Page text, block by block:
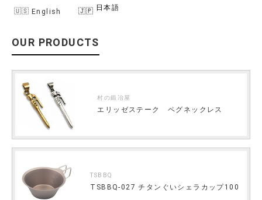
English
日本語
OUR PRODUCTS
村の鍛冶屋
エリッゼステーク ペグネックレス
TSBBQ
TSBBQ-027 チタンぐいシェラカップ100